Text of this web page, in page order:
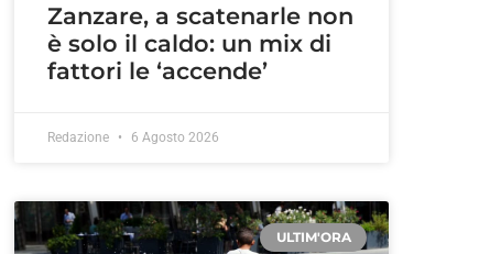
Zanzare, a scatenarle non
è solo il caldo: un mix di
fattori le ‘accende’
Redazione 6 Agosto 2026
ULTIM'ORA